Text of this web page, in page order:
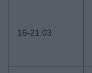
16-21.03